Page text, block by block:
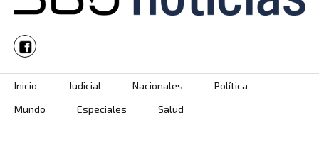
Skip to content
Inicio Judicial Nacionales
Política
Mundo
Especiales Salud